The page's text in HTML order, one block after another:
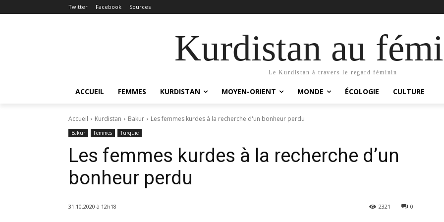
Twitter Facebook Sources
Kurdistan au
Le Kurdistan à travers le regard féminin
ACCUEIL FEMMES KURDISTAN MOYEN-ORIENT MONDE ÉCOLOGIE CULTURE
Accueil Kurdistan Bakur Les femmes kurdes à la recherche d'un bonheur perdu
Bakur Femmes Turquie
Les femmes kurdes à la recherche d’un
bonheur perdu
31.10.2020 à 12h18 0
2321